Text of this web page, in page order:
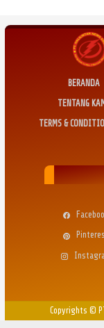
BERANDA
TENTANG
TERMS &
Copyrights ©